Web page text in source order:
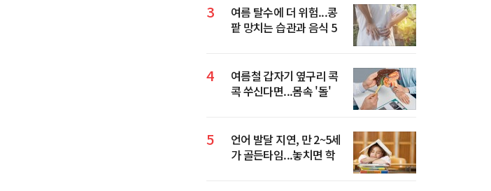
3
여름 탈수에 더 위험...콩
팥 망치는 습관과 음식 5
4
여름철 갑자기 옆구리 콕
콕 쑤신다면...몸속 '돌'
5
언어 발달 지연, 만 2~5세
가 골든타임...놓치면 학